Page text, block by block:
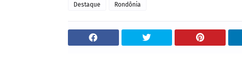
Destaque Rondônia